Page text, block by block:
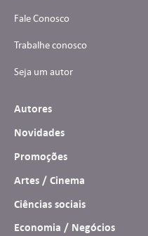
Fale Conosco
Trabalhe conosco
Seja um autor
Autores
Novidades
Promoções
Artes / Cinema
Ciências sociais
Economia / Negócios